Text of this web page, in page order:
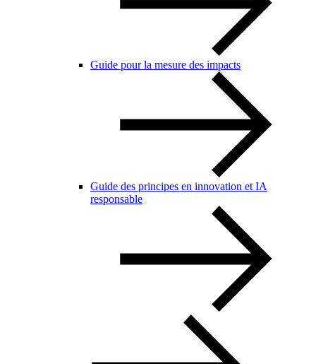
Guide pour la mesure des impacts
Guide des principes en innovation et IA
responsable